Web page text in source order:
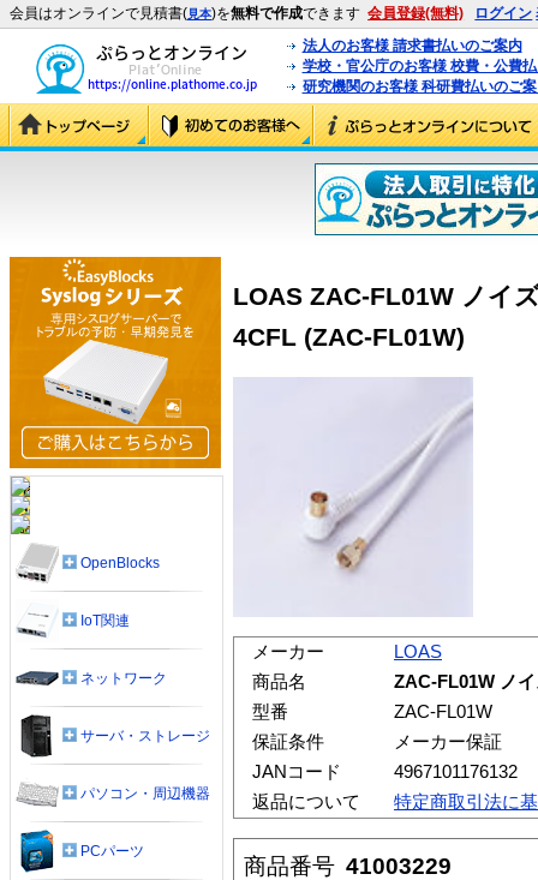
会員はオンラインで見積書(見本)を無料で作成できます 会員登録(無料) ログイン
法人のお客様 請求書払いのご案内
学校・官公庁のお客様 校費・公費
研究機関のお客様 科研費払いのご
LOAS ZAC-FL01W ノイ
4CFL (ZAC-FL01W)
メーカー
LOAS
商品名
ZAC-FL01W ノ
型番
ZAC-FL01W
保証条件
メーカー保証
JANコード
4967101176132
返品について
特定商取引法に
商品番号 41003229
OpenBlocks
IoT関連
ネットワーク
サーバ・ストレージ
パソコン・周辺機器
PCパーツ